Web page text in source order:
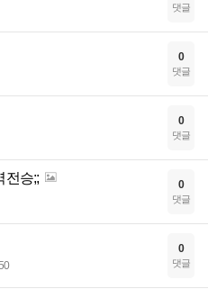
댓글
0
댓글
0
댓글
전승;; 0
댓글
0
댓글